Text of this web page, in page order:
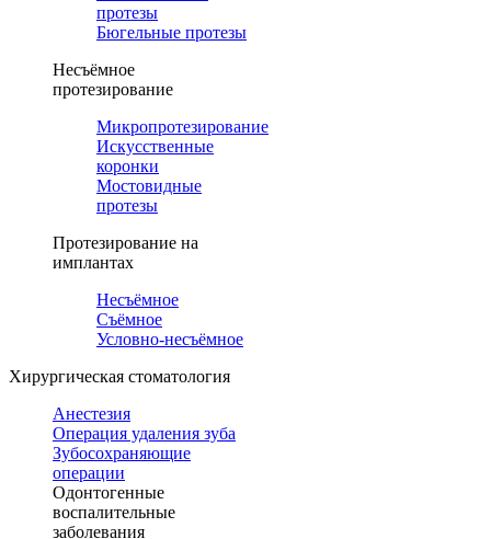
протезы
Бюгельные протезы
Несъёмное
протезирование
Микропротезирование
Искусственные
коронки
Мостовидные
протезы
Протезирование на
имплантах
Несъёмное
Съёмное
Условно-несъёмное
Хирургическая стоматология
Анестезия
Операция удаления зуба
Зубосохраняющие
операции
Одонтогенные
воспалительные
заболевания